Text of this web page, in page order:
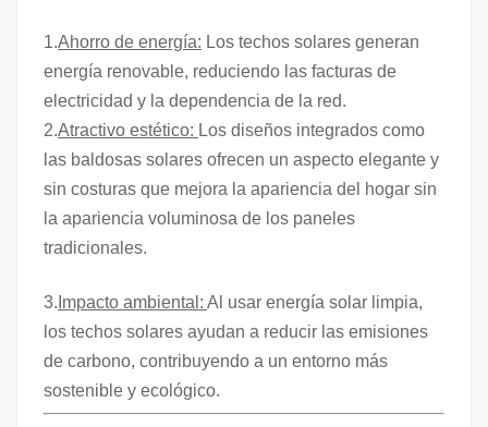
1.Ahorro de energía: Los techos solares generan
energía renovable, reduciendo las facturas de
electricidad y la dependencia de la red.
2.Atractivo estético: Los diseños integrados como
las baldosas solares ofrecen un aspecto elegante y
sin costuras que mejora la apariencia del hogar sin
la apariencia voluminosa de los paneles
tradicionales.
3. Impacto ambiental: Al usar energía solar limpia,
los techos solares ayudan a reducir las emisiones
de carbono, contribuyendo a un entorno más
sostenible y ecológico.